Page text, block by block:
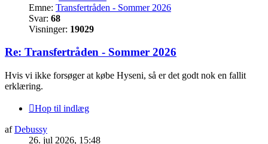
Emne: Transfertråden - Sommer 2026
Svar: 68
Visninger: 19029
Re: Transfertråden - Sommer 2026
Hvis vi ikke forsøger at købe Hyseni, så er det godt nok en fallit
erklæring.
Hop til indlæg
afDebussy
26. jul 2026, 15:48